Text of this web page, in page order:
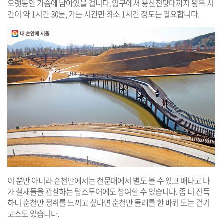
오랫동안 가슴에 남아있을 겁니다. 입구에서 용산전망대까지 왕복 시
간이 약 1시간 30분, 가는 시간만 최소 1시간 정도는 필요합니다.
이 뿐만 아니라 순천만에서는 천문대에서 별도 볼 수 있고 배타고 나
가 철새들을 관찰하는 탐조투어에도 참여할 수 있습니다. 좀 더 진득
하니 순천만 정취를 느끼고 싶다면 순천만 둘레를 한 바퀴 도는 걷기
코스도 있습니다.